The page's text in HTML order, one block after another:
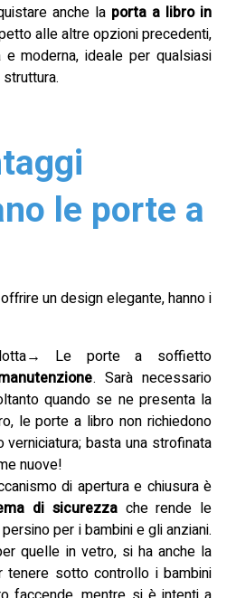
anche la porta a libro in
alle altre opzioni precedenti,
moderna, ideale per qualsiasi
le porte a
un design elegante, hanno i
Le porte a soffietto
. Sarà necessario
quando se ne presenta la
le porte a libro non richiedono
verniciatura; basta una strofinata
nuove!
di apertura e chiusura è
di sicurezzache rende le
per i bambini e gli anziani.
quelle in vetro, si ha anche la
tenere sotto controllo i bambini